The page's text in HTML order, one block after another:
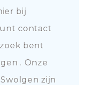
bij
contact
bent
. Onze
zijn